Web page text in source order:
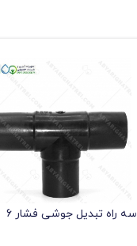
سه راه تبدیل جوشی فشار 6